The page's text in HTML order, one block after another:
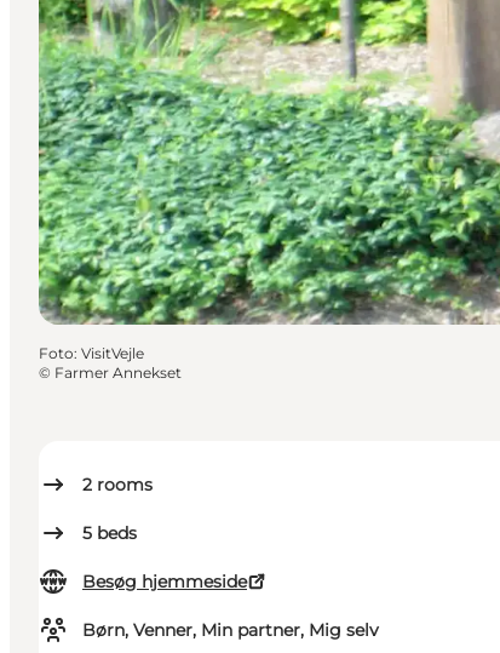
2 rooms
5 beds
Besøg hjemmeside
Børn, Venner, Min partner, Mig selv
Foto: VisitVejle
© Farmer Annekset